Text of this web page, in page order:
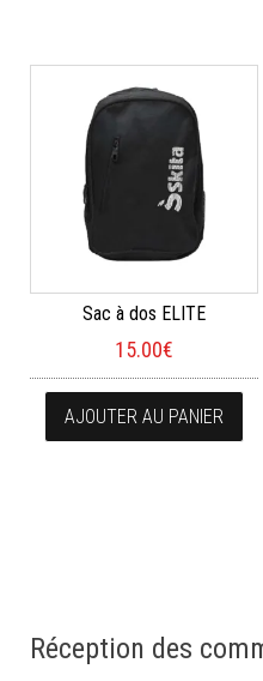
Sac à dos ELITE
15.00€
AJOUTER AU PANIER
Réception des